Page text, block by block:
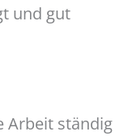
und gut
Arbeit ständig